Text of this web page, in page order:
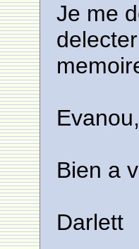
Je me
Bien a
Darlett